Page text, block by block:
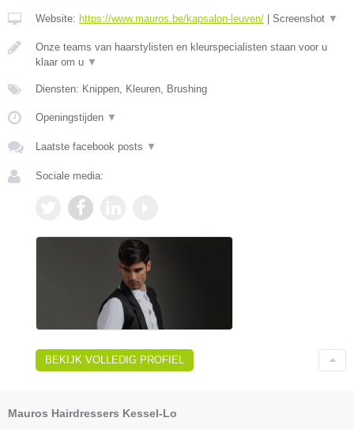
Website: https://www.mauros.be/kapsalon-leuven/ Screenshot ▼
Onze teams van haarstylisten en kleurspecialisten staan voor u
klaar om u ▼
Diensten: Knippen, Kleuren, Brushing
Openingstijden ▼
Laatste facebook posts ▼
Sociale media:
BEKIJK VOLLEDIG PROFIEL
Mauros Hairdressers Kessel-Lo